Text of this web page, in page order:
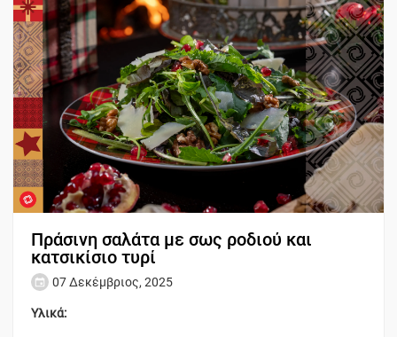
Πράσινη σαλάτα με σως ροδιού και
κατσικίσιο τυρί
07 Δεκέμβριος, 2025
Υλικά: